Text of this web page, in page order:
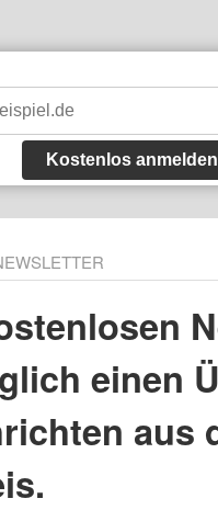
Kostenlos anmelden
einen
aus